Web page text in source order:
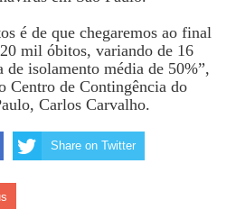
é de que chegaremos ao final
mil óbitos, variando de 16
isolamento média de 50%”,
Centro de Contingência do
Carlos Carvalho.
Share on Twitter